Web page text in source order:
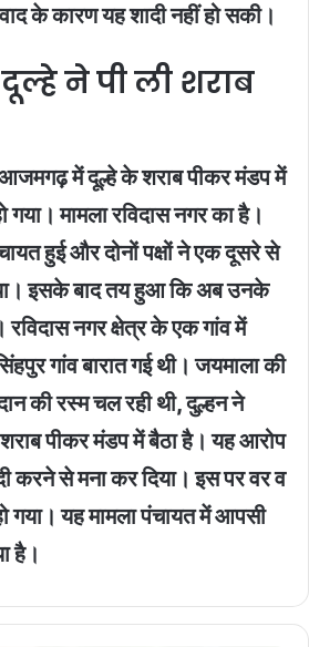
के कारण यह शादी नहीं हो सकी।
ने पी ली शराब
आजमगढ़ में दूल्हे के शराब पीकर मंडप में
गया। मामला रविदास नगर का है।
हुई और दोनों पक्षों ने एक दूसरे से
इसके बाद तय हुआ कि अब उनके
रविदास नगर क्षेत्र के एक गांव में
गांव बारात गई थी। जयमाला की
की रस्म चल रही थी, दुल्हन ने
पीकर मंडप में बैठा है। यह आरोप
करने से मना कर दिया। इस पर वर व
गया। यह मामला पंचायत में आपसी
है।